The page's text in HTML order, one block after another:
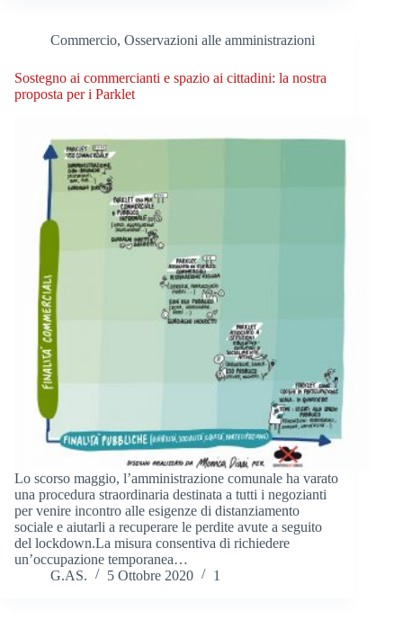
Commercio, Osservazioni alle amministrazioni
Sostegno ai commercianti e spazio ai cittadini: la nostra
proposta per i Parklet
Lo scorso maggio, l’amministrazione comunale ha varato
una procedura straordinaria destinata a tutti i negozianti
per venire incontro alle esigenze di distanziamento
sociale e aiutarli a recuperare le perdite avute a seguito
del lockdown.La misura consentiva di richiedere
un’occupazione temporanea…
G.AS.
5 Ottobre 2020 1